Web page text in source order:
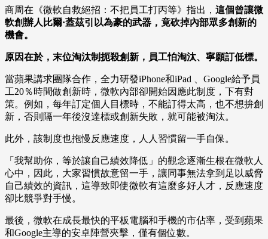
商周在《微軟自救絕招：不把員工打丙等》指出， 這個曾讓微
軟創辦人比爾·蓋茲引以為豪的武器，竟砍掉內部眾多創新的
機會。
原因在於，末位淘汰制扼殺創新，員工怕淘汰、寧願訂低標。
當蘋果講求團隊合作，全力研發iPhone和iPad 、Google給予員
工20％時間做創新時，微軟內部卻開始因應此制度，下有對
策。例如，每年訂定個人目標時，不能訂得太高，也不想拚創
新，否則隔一年後沒達標或創新失敗，就可能被淘汰。
此外，該制度也拖慢反應速度，人人習慣留一手自保。
「我幫助你，等於讓自己績效降低」的觀念逐漸生根在微軟人
心中，因此，大家習慣故意留一手，讓同事無法拿到足以威脅
自己績效的資訊，這導致即使微軟有這麼多好人才，反應速度
卻比競爭對手慢。
最後，微軟在成長最快的平板電腦和手機的市佔率，受到蘋果
和Google主導的安卓陣營夾擊，僅有個位數。